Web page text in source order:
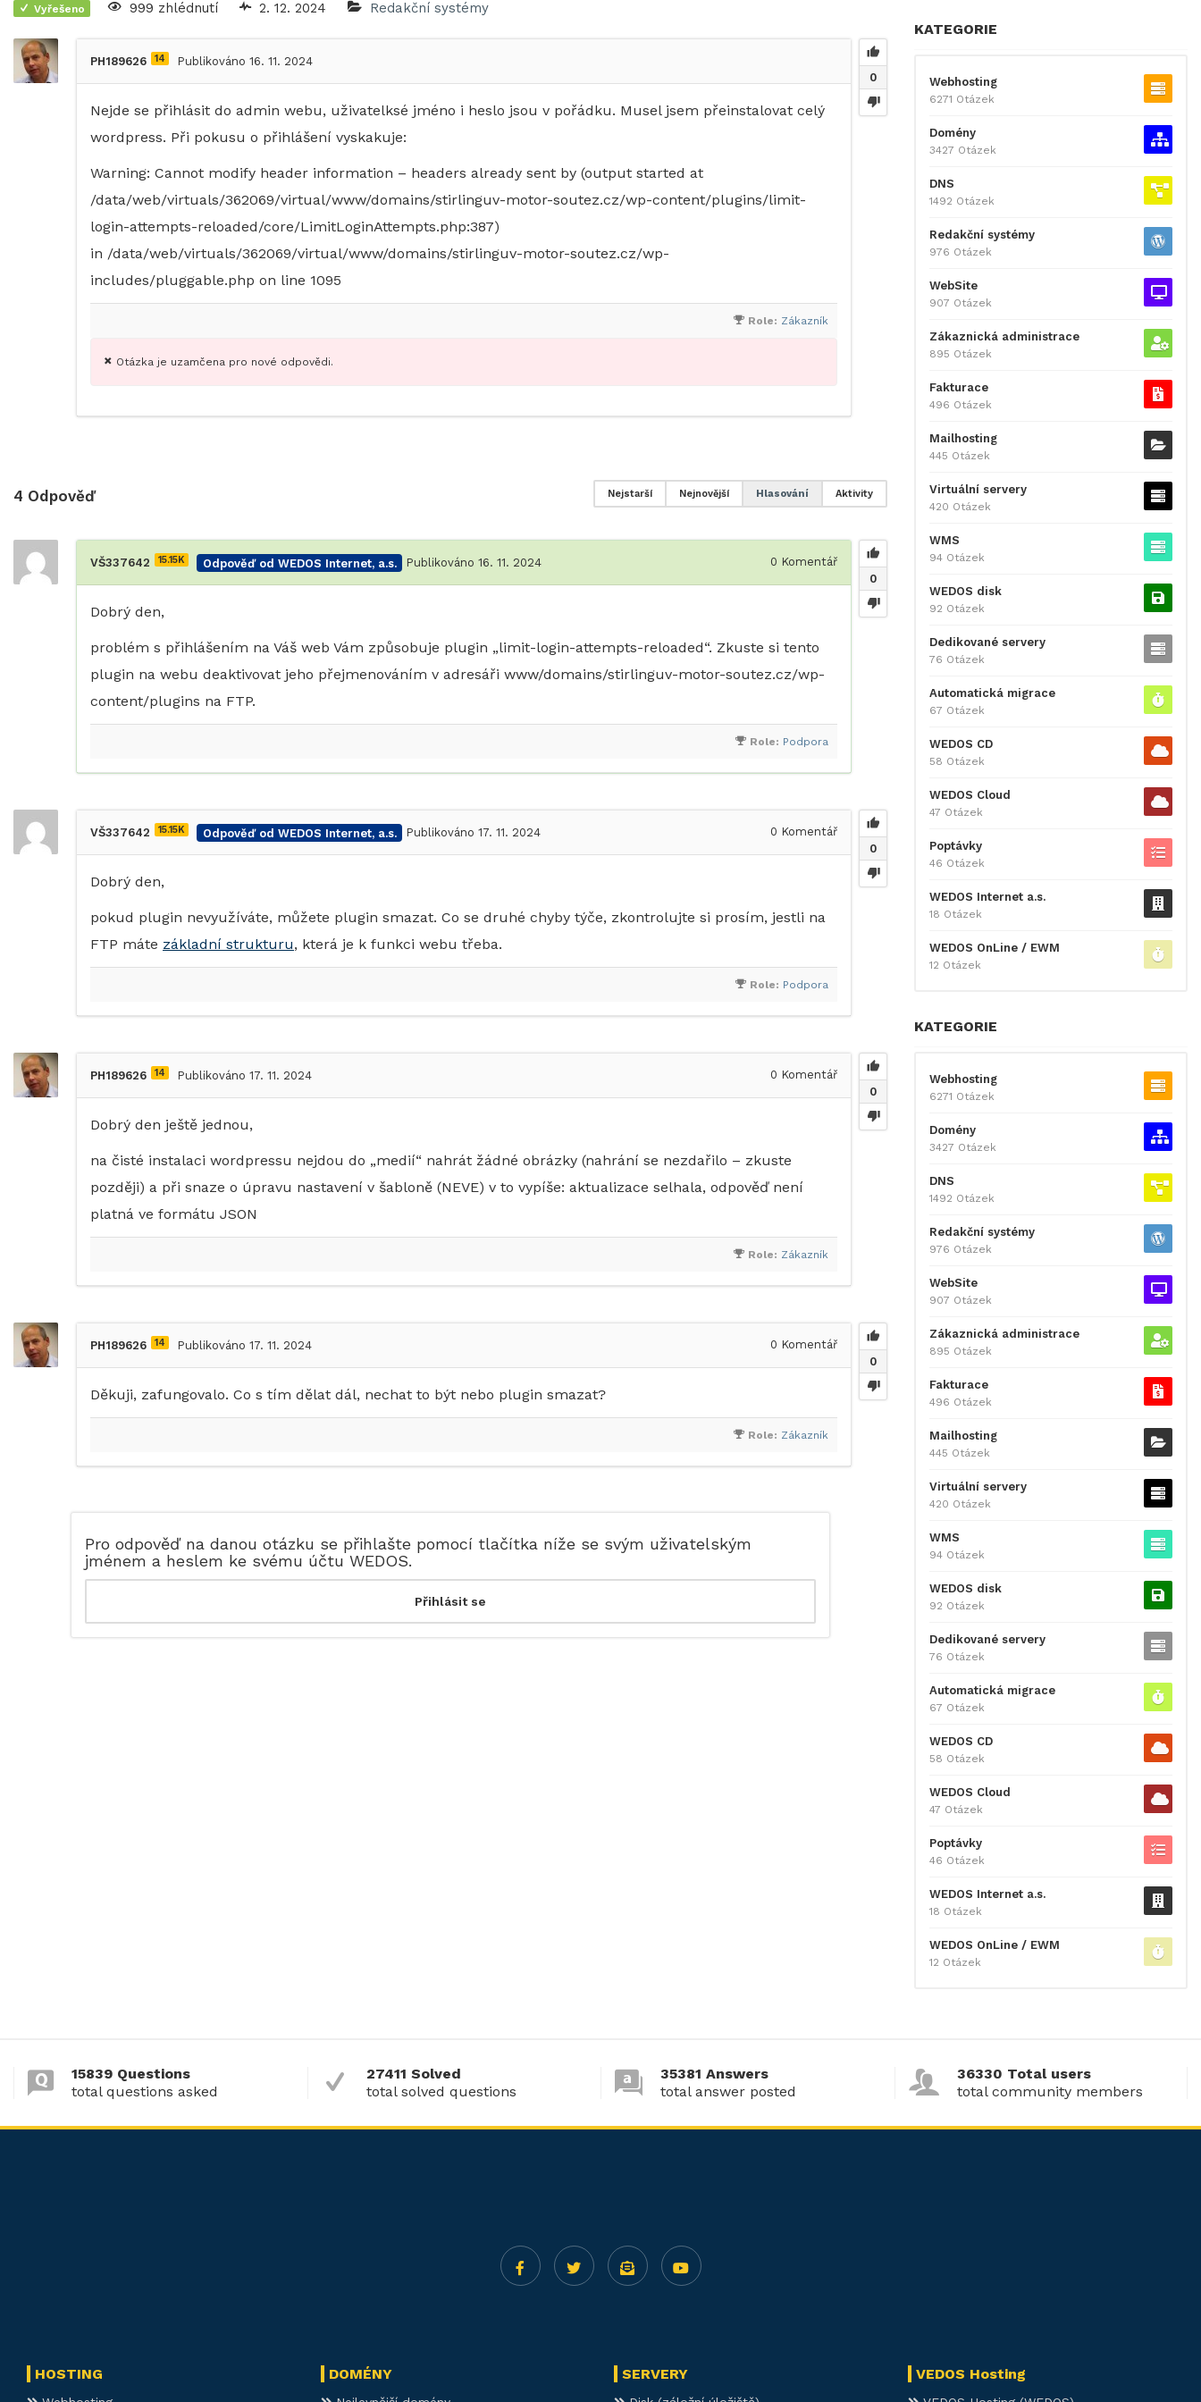
Vyřešeno 999 zhlédnutí 2. 12. 2024 Redakční systémy
0
PH189626 14 Publikováno 16. 11. 2024
Nejde se přihlásit do admin webu, uživatelksé jméno i heslo jsou v pořádku. Musel jsem přeinstalovat celý
wordpress. Při pokusu o přihlášení vyskakuje:
Warning: Cannot modify header information – headers already sent by (output started at
/data/web/virtuals/362069/virtual/www/domains/stirlinguv-motor-soutez.cz/wp-content/plugins/limit-
login-attempts-reloaded/core/LimitLoginAttempts.php:387)
in /data/web/virtuals/362069/virtual/www/domains/stirlinguv-motor-soutez.cz/wp-
includes/pluggable.php on line 1095
Role: Zákazník
Otázka je uzamčena pro nové odpovědi.
4 Odpověď Aktivity
Hlasování
Nejnovější
Nejstarší
0
VŠ337642 15.15K Odpověď od WEDOS Internet, a.s. Publikováno 16. 11. 2024 0 Komentář
Dobrý den,
problém s přihlášením na Váš web Vám způsobuje plugin „limit-login-attempts-reloaded“. Zkuste si tento
plugin na webu deaktivovat jeho přejmenováním v adresáři www/domains/stirlinguv-motor-soutez.cz/wp-
content/plugins na FTP.
Role: Podpora
0
VŠ337642 15.15K Odpověď od WEDOS Internet, a.s. Publikováno 17. 11. 2024 0 Komentář
Dobrý den,
pokud plugin nevyužíváte, můžete plugin smazat. Co se druhé chyby týče, zkontrolujte si prosím, jestli na
FTP máte základní strukturu, která je k funkci webu třeba.
Role: Podpora
0
PH189626 14 Publikováno 17. 11. 2024 0 Komentář
Dobrý den ještě jednou,
na čisté instalaci wordpressu nejdou do „medií“ nahrát žádné obrázky (nahrání se nezdařilo – zkuste
později) a při snaze o úpravu nastavení v šabloně (NEVE) v to vypíše: aktualizace selhala, odpověď není
platná ve formátu JSON
Role: Zákazník
0
PH189626 14 Publikováno 17. 11. 2024 0 Komentář
Děkuji, zafungovalo. Co s tím dělat dál, nechat to být nebo plugin smazat?
Role: Zákazník
Pro odpověď na danou otázku se přihlašte pomocí tlačítka níže se svým uživatelským
jménem a heslem ke svému účtu WEDOS.
KATEGORIE
Webhosting
6271 Otázek
Domény
3427 Otázek
DNS
1492 Otázek
Redakční systémy
976 Otázek
WebSite
907 Otázek
Zákaznická administrace
895 Otázek
Fakturace
496 Otázek
Mailhosting
445 Otázek
Virtuální servery
420 Otázek
WMS
94 Otázek
WEDOS disk
92 Otázek
Dedikované servery
76 Otázek
Automatická migrace
67 Otázek
WEDOS CD
58 Otázek
WEDOS Cloud
47 Otázek
Poptávky
46 Otázek
WEDOS Internet a.s.
18 Otázek
WEDOS OnLine / EWM
12 Otázek
KATEGORIE
Webhosting
6271 Otázek
Domény
3427 Otázek
DNS
1492 Otázek
Redakční systémy
976 Otázek
WebSite
907 Otázek
Zákaznická administrace
895 Otázek
Fakturace
496 Otázek
Mailhosting
445 Otázek
Virtuální servery
420 Otázek
WMS
94 Otázek
WEDOS disk
92 Otázek
Dedikované servery
76 Otázek
Automatická migrace
67 Otázek
WEDOS CD
58 Otázek
WEDOS Cloud
47 Otázek
Poptávky
46 Otázek
WEDOS Internet a.s.
18 Otázek
WEDOS OnLine / EWM
12 Otázek
15839 Questions
total questions asked
27411 Solved
total solved questions
35381 Answers
total answer posted
36330 Total users
total community members
HOSTING DOMÉNY SERVERY VEDOS Hosting